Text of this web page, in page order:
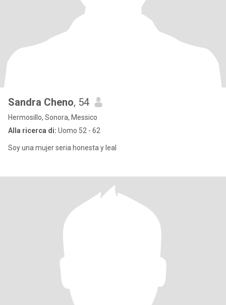
Sandra Cheno, 54
Hermosillo, Sonora, Messico
Alla ricerca di: Uomo 52 - 62
Soy una mujer seria honesta y leal